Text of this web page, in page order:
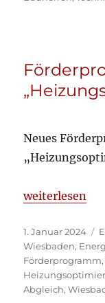
Neues
weiterlesen
Veröffentlicht
am
1. Januar 2024
Wiesbaden,
Förderprogramm,
Abgleich,